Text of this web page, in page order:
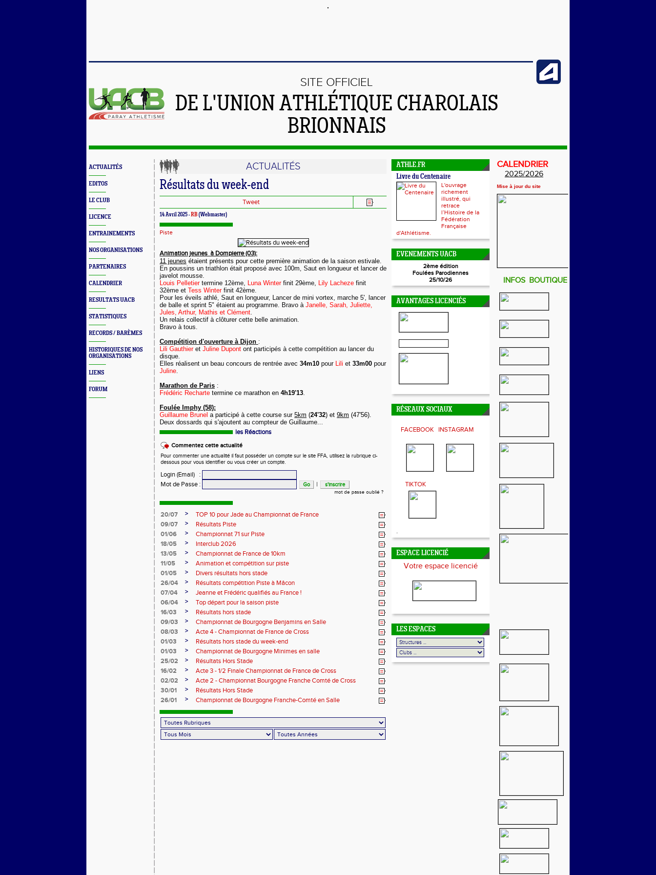
SITE OFFICIEL
DE L'UNION ATHLÉTIQUE CHAROLAIS
BRIONNAIS
ACTUALITÉS
EDITOS
LE CLUB
LICENCE
ENTRAINEMENTS
NOS ORGANISATIONS
PARTENAIRES
CALENDRIER
RESULTATS UACB
STATISTIQUES
RECORDS / BARÈMES
HISTORIQUES DE NOS
ORGANISATIONS
LIENS
FORUM
ACTUALITÉS
Résultats du week-end
Tweet
14 Avril 2025 -RB(Webmaster)
Piste
Animation jeunes à Dompierre (03):
11 jeunes étaient présents pour cette première animation de la saison estivale.
En poussins un triathlon était proposé avec 100m, Saut en longueur et lancer de
javelot mousse.
Louis Pelletiertermine 12ème, Luna Winterfinit 29ème, Lily Lacheze finit
32ème et Tess Winterfinit 42ème.
Pour les éveils athlé, Saut en longueur, Lancer de mini vortex, marche 5', lancer
de balle et sprint 5" étaient au programme. Bravo à Janelle, Sarah, Juliette,
Jules, Arthur, Mathis et Clément.
Un relais collectif à clôturer cette belle animation.
Bravo à tous.
Compétition d'ouverture à Dijon :
Lili Gauthieret Juline Dupont ont participés à cette compétition au lancer du
disque.
Elles réalisent un beau concours de rentrée avec 34m10 pourLili et 33m00 pour
Juline.
Marathon de Paris :
Frédéric Recharte termine ce marathon en 4h19'13.
Foulée Imphy (58):
Guillaume Brunel a participé à cette course sur 5km (24'32) et 9km (47'56).
Deux dossards qui s'ajoutent au compteur de Guillaume...
les Réactions
Commentez cette actualité
Pour commenter une actualité il faut posséder un compte sur le site FFA, utilisez la rubrique ci-
dessous pour vous identifier ou vous créer un compte.
Login (Email)
:
Mot de Passe : |
mot de passe oublié ?
20/07 >
TOP 10 pour Jade au Championnat de France
09/07
>
Résultats Piste
01/06
>
Championnat 71 sur Piste
18/05
>
Interclub 2026
13/05
>
Championnat de France de 10km
11/05
>
Animation et compétition sur piste
01/05
>
Divers résultats hors stade
26/04
>
Résultats compétition Piste à Mâcon
07/04
>
Jeanne et Frédéric qualifiés au France !
06/04
>
Top départ pour la saison piste
16/03
>
Résultats hors stade
09/03
>
Championnat de Bourgogne Benjamins en Salle
08/03
>
Acte 4 - Championnat de France de Cross
01/03
>
Résultats hors stade du week-end
01/03
>
Championnat de Bourgogne Minimes en salle
25/02
>
Résultats Hors Stade
16/02
>
Acte 3 - 1/2 Finale Championnat de France de Cross
02/02
>
Acte 2 - Championnat Bourgogne Franche Comté de Cross
30/01
>
Résultats Hors Stade
26/01
> Championnat de Bourgogne Franche-Comté en Salle
ATHLE.FR
Livre du Centenaire
L'ouvrage
richement
illustré, qui
retrace
l’Histoire de la
Fédération
Française
d'Athlétisme.
EVENEMENTS UACB
2ème édition
Foulées Parodiennes
25/10/26
AVANTAGES LICENCIÉS
RÉSEAUX SOCIAUX
FACEBOOK INSTAGRAM
TIKTOK
.
ESPACE LICENCIÉ
Votre espace licencié
LES ESPACES
CALENDRIER
2025/2026
Mise à jour du site
INFOS BOUTIQUE